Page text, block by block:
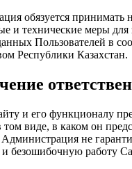
обязуется принимать
и технические меры
Пользователей в
Республики Казахстан.
и его функционалу
виде, в каком он
не
безошибочную работу